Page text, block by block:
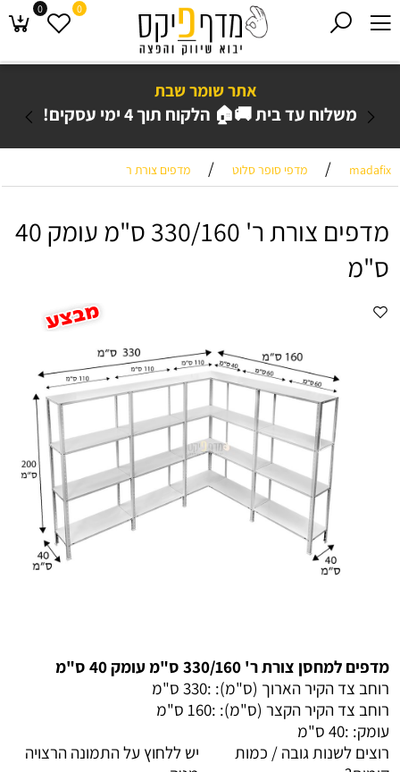
אתר שומר שבת
משלוח עד בית 🚚🏠 הלקוח תוך 4 ימי עסקים!
0 0
madafix
/ מדפי סופר סלוט / מדפים צורת ר
מדפים צורת ר' 330/160 ס"מ עומק 40
ס"מ
מדפים למחסן צורת ר' 330/160 ס"מ עומק 40 ס"מ
רוחב צד הקיר הארוך (ס"מ): :330 ס"מ
רוחב צד הקיר הקצר (ס"מ): :160 ס"מ
עומק: :40 ס"מ
רוצים לשנות גובה / כמות
יש ללחוץ על התמונה הרצויה